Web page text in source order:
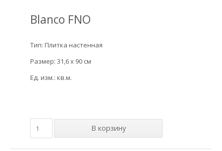
Blanco FNO
Тип: Плитка настенная
Размер: 31,6 x 90 см
Ед. изм.: кв.м.